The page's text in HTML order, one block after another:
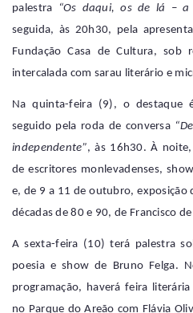
palestra
“Os daqui, os de lá – a
seguida, às 20h30, pela
Fundação Casa de Cultura, sob
intercalada com sarau literário e
Na quinta-feira (9), o destaque
seguido pela roda de conversa
independente”, às 16h30. À
de escritores monlevadenses,
e, de 9 a 11 de outubro, exposição
décadas de 80 e 90, de Francisco
A sexta-feira (10) terá palestra
poesia e show de Bruno Felga.
programação, haverá feira
no Parque do Areão com Flávia